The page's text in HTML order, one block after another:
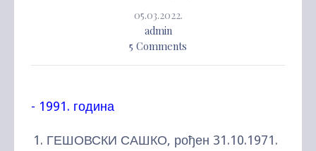
05.03.2022.
admin
5 Comments
- 1991. година
ГЕШОВСКИ САШКО, рођен 31.10.1971.